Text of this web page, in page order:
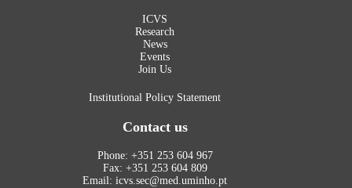
ICVS
Research
News
Events
Join Us
Institutional Policy Statement
Contact us
Phone: +351 253 604 967
Fax: +351 253 604 809
Email: icvs.sec@med.uminho.pt